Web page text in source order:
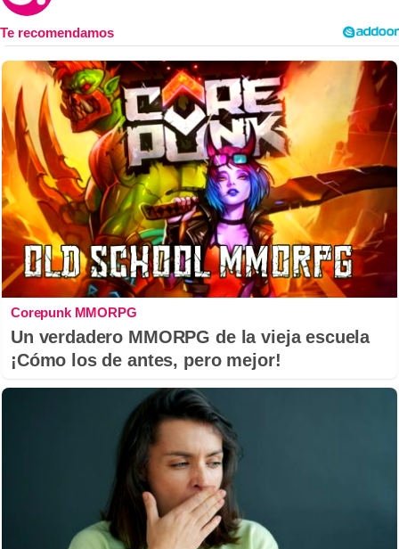
Corepunk MMORPG
Un verdadero MMORPG de la vieja escuela
¡Cómo los de antes, pero mejor!